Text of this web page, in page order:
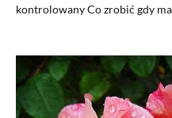
kontrolowany Co zrobić gdy